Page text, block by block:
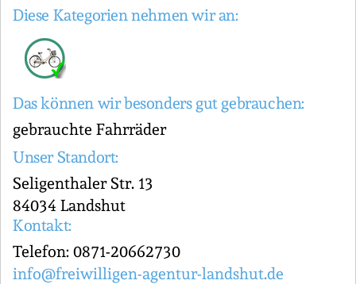
Diese Kategorien nehmen wir an:
Das können wir besonders gut gebrauchen:
gebrauchte Fahrräder
Unser Standort:
Seligenthaler Str. 13
84034 Landshut
Kontakt:
Telefon: 0871-20662730
info@freiwilligen-agentur-landshut.de